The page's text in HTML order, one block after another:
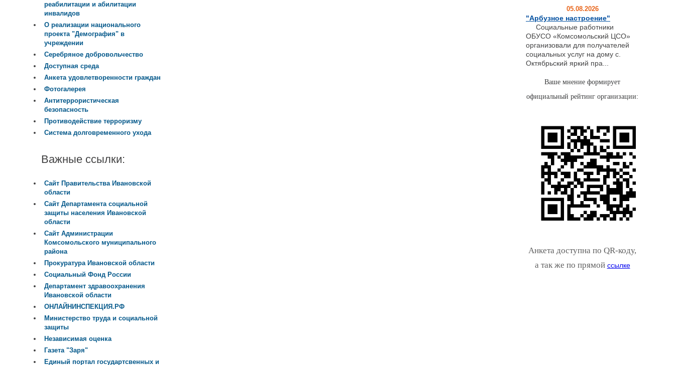
реабилитации и абилитации
инвалидов
О реализации национального
проекта "Демография" в
учреждении
Серебряное добровольчество
Доступная среда
Анкета удовлетворенности граждан
Фотогалерея
Антитеррористическая
безопасность
Противодействие терроризму
Система долговременного ухода
Важные ссылки:
Сайт Правительства Ивановской
области
Сайт Департамента социальной
защиты населения Ивановской
области
Сайт Администрации
Комсомольского муниципального
района
Прокуратура Ивановской области
Социальный Фонд России
Департамент здравоохранения
Ивановской области
ОНЛАЙНИНСПЕКЦИЯ.РФ
Министерство труда и социальной
защиты
Независимая оценка
Газета "Заря"
Единый портал государтсвенных и
05.08.2026
"Арбузное настроение"
Социальные работники
ОБУСО «Комсомольский ЦСО»
организовали для получателей
социальных услуг на дому с.
Октябрьский яркий пра...
Ваше мнение формирует
официальный рейтинг организации:
Анкета доступна по QR-коду,
а так же по прямой ссылке